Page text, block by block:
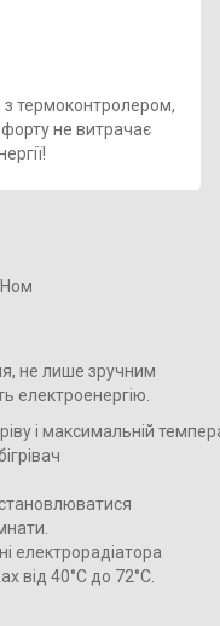
термоконтролером,
не витрачає
не лише зручним
електроенергію.
і максимальній
електрорадіатора
від 40°С до 72°С.